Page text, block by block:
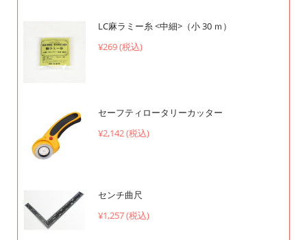
LC麻ラミー糸 <中細>（小 30 ｍ）
¥269 (税込)
セーフティロータリーカッター
¥2,142 (税込)
センチ曲尺
¥1,257 (税込)